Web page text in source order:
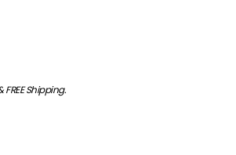
FREE Shipping.